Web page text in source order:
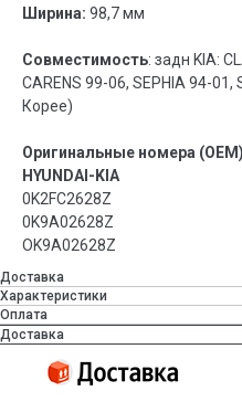
Ширина: 98,7 мм
Совместимость: задн KIA:
CARENS 99-06, SEPHIA 94-
Корее)
Оригинальные номера
HYUNDAI-KIA
0K2FC2628Z
0K9A02628Z
OK9A02628Z
Доставка
Характеристики
Оплата
Доставка